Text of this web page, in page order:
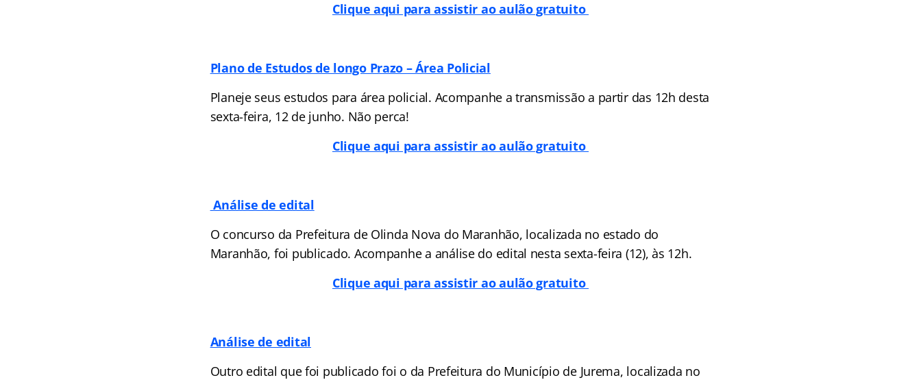
Clique aqui para assistir ao aulão gratuito
Plano de Estudos de longo Prazo – Área Policial
Planeje seus estudos para área policial. Acompanhe a transmissão a partir das 12h desta
sexta-feira, 12 de junho. Não perca!
Clique aqui para assistir ao aulão gratuito
Análise de edital
O concurso da Prefeitura de Olinda Nova do Maranhão, localizada no estado do
Maranhão, foi publicado. Acompanhe a análise do edital nesta sexta-feira (12), às 12h.
Clique aqui para assistir ao aulão gratuito
Análise de edital
Outro edital que foi publicado foi o da Prefeitura do Município de Jurema, localizada no